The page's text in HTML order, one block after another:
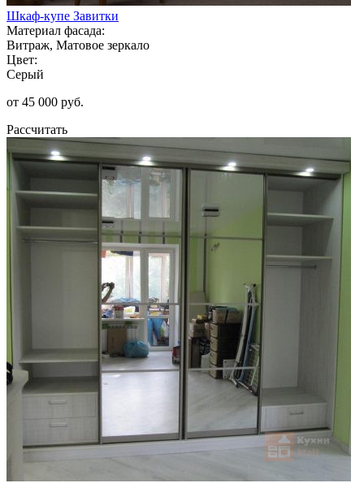
Шкаф-купе Завитки
Материал фасада:
Витраж, Матовое зеркало
Цвет:
Серый
от 45 000 руб.
Рассчитать